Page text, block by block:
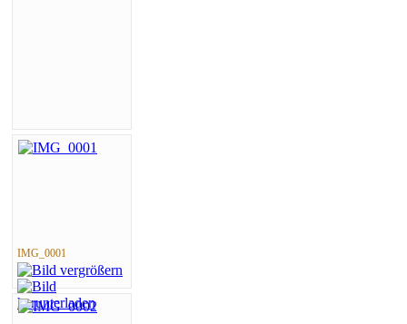
IMG_0001